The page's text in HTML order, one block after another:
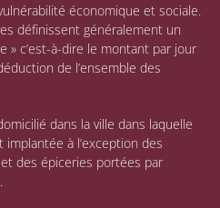
économique et sociale.
définissent généralement un
» c’est-à-dire le montant par jour
de l’ensemble des
dans la ville dans laquelle
implantée à l’exception des
des épiceries portées par